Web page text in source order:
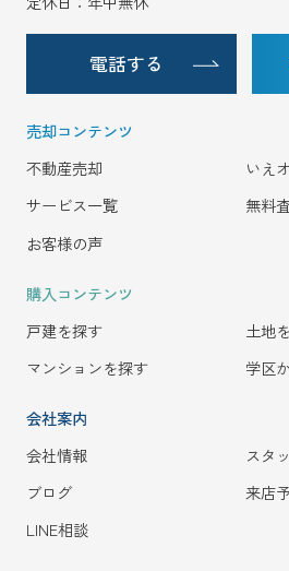
電話する
売却コンテンツ
不動産売却
いえ
サービス一覧
無料
お客様の声
購入コンテンツ
戸建を探す
土地
マンションを探す
学区
会社案内
会社情報
スタ
ブログ
来店
LINE相談